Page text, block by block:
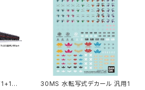
30MS 水転写式デカール 汎用1